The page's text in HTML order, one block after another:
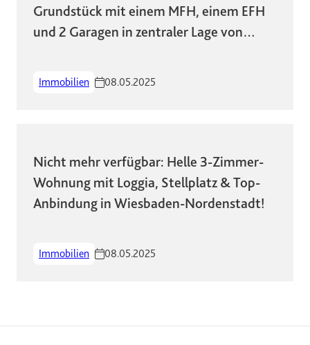
Grundstück mit einem MFH, einem EFH
und 2 Garagen in zentraler Lage von
Immobilien 08.05.2025
Nicht mehr verfügbar: Helle 3-Zimmer-
Wohnung mit Loggia, Stellplatz & Top-
Anbindung in Wiesbaden-Nordenstadt!
Immobilien 08.05.2025